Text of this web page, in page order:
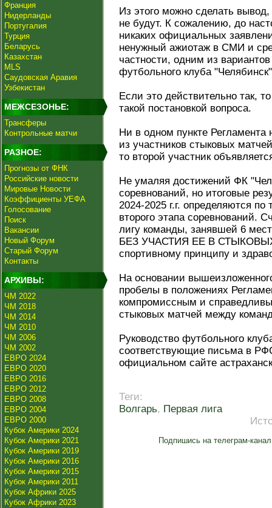
Франция
Нидерланды
Португалия
Турция
Беларусь
Казахстан
MLS
Саудовская Аравия
Узбекистан
МЕЖСЕЗОНЬЕ:
Трансферы
Контрольные матчи
РАЗНОЕ:
Прогнозы от ФНК
Российские новости
Мировые Новости
Коэффициенты УЕФА
Голосование
Поиск
Вакансии
Новый Форум
Старый Форум
Контакты
АРХИВЫ:
ЧМ 2022
ЧМ 2018
ЧМ 2014
ЧМ 2010
ЧМ 2006
ЧМ 2002
ЕВРО 2024
ЕВРО 2020
ЕВРО 2016
ЕВРО 2012
ЕВРО 2008
ЕВРО 2004
ЕВРО 2000
Кубок Америки 2024
Кубок Америки 2021
Кубок Америки 2019
Кубок Америки 2016
Кубок Америки 2015
Кубок Америки 2011
Кубок Африки 2025
Кубок Африки 2023
Из этого можно сделать
не будут. К сожалению, до
никаких официальных
ненужный ажиотаж в СМИ и
частности, одним из
футбольного клуба
Если это действительно так,
такой постановкой вопроса.
Ни в одном пункте Регламента
из участников стыковых
то второй участник
Не умаляя достижений ФК
соревнований, но итоговые
2024-2025 г.г. определяются
второго этапа соревнований.
лигу команды, занявшей 6
БЕЗ УЧАСТИЯ ЕЕ В СТЫКОВЫХ
спортивному принципу и
На основании
пробелы в положениях
компромиссным и
стыковых матчей между
Руководство футбольного
соответствующие письма в
официальном сайте
Теги:
Волгарь, Первая лига
Подпишись на телеграм-